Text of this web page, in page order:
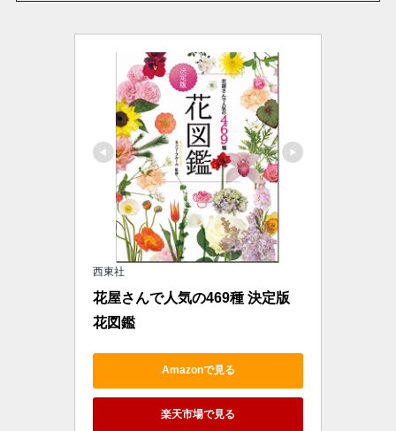
西東社
花屋さんで人気の469種 決定版
花図鑑
Amazonで見る
楽天市場で見る